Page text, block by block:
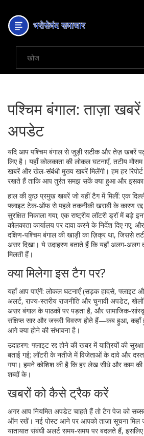
पश्चिम बंगाल: ताज़ा
अपडेट
यदि आप पश्चिम बंगाल से जुड़ी सटीक और तेज़ खबरें
लिए है। यहाँ कोलकाता की लोकल घटनाएँ, तटीय
खबरें और खेल‑संबंधी मुख्य खबरें मिलेंगी। हम हर
रखते हैं ताकि आप तुरंत समझ सकें क्या हुआ और इसका
हाल की कुछ प्रमुख खबरें जो यहीं टैग में मिलीं: एक
फ्लाइट टेक‑ऑफ से पहले तकनीकी खराबी के कारण
सुरक्षित निकाला गया; एक राष्ट्रीय लॉटरी ड्रॉ में बड़े
कोलकाता कार्यालय पर दावा करने के निर्देश दिए गए;
दक्षिण‑पश्चिम बंगाल की खाड़ी का ज़िक्र था, जिससे
असर दिखा। ये उदाहरण बताते हैं कि यहाँ अलग‑अलग
मिलती हैं।
क्या मिलेगा इस टैग पर?
यहाँ आप पाएंगें: लोकल घटनाएँ (सड़क हादसे, फ्लाइट
अलर्ट, राज्य‑स्तरीय राजनीति और चुनावी अपडेट,
असर बंगाल के पाठकों पर पड़ता है, और
संक्षिप्त सार और जरूरी विवरण होते हैं—कब हुआ,
आगे क्या होने की संभावना है।
उदाहरण: फ्लाइट रद्द होने की खबर में यात्रियों की
बताई गई; लॉटरी के नतीजे में विजेताओं के दावे और
गया। हमने कोशिश की है कि हर लेख सीधे और काम की
शब्दों के।
खबरों को कैसे ट्रैक करें
अगर आप नियमित अपडेट चाहते हैं तो टैग पेज को
ऑन रखें। नई पोस्ट आने पर आपको ताज़ा सूचना मिल
यातायात संबंधी अलर्ट समय‑समय पर बदलते हैं, इसलिए